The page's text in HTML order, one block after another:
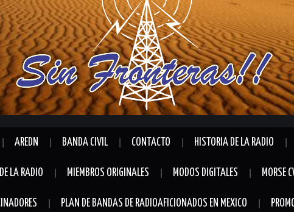
AREDN BANDA CIVIL CONTACTO HISTORIA DE LA RADIO
LA RADIO MIEMBROS ORIGINALES MODOS DIGITALES MORSE
PLAN DE BANDAS DE RADIOAFICIONADOS EN MEXICO